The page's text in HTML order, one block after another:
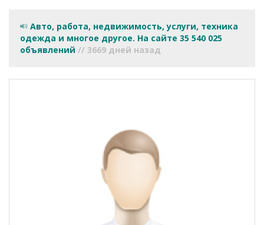
Авто, работа, недвижимость, услуги, техника
одежда и многое другое. На сайте 35 540 025
объявлений // 3669 дней назад